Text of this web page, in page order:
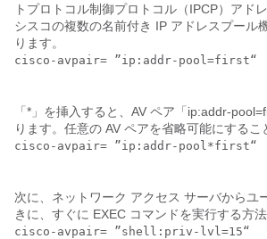
トプロトコル制御プロトコル（IPCP）アド
シスコの複数の名前付き IP アドレスプール
ります。
cisco-avpair= ”ip:addr-pool=first“
「*」を挿入すると、AV ペア「ip:addr-
ります。任意の AV ペアを省略可能にするこ
cisco-avpair= ”ip:addr-pool*first“
次に、ネットワーク アクセス サーバからユ
きに、すぐに EXEC コマンドを実行する方
cisco-avpair= ”shell:priv-lvl=15“